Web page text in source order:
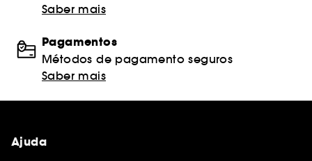
Saber mais
Pagamentos
Métodos de pagamento seguros
Saber mais
Ajuda